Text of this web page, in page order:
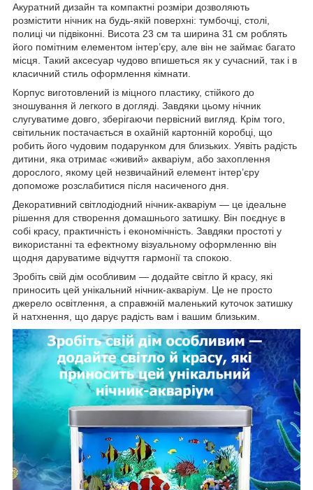
Акуратний дизайн та компактні розміри дозволяють
розмістити нічник на будь-якій поверхні: тумбочці, столі,
полиці чи підвіконні. Висота 23 см та ширина 31 см роблять
його помітним елементом інтер’єру, але він не займає багато
місця. Такий аксесуар чудово впишеться як у сучасний, так і в
класичний стиль оформлення кімнати.
Корпус виготовлений із міцного пластику, стійкого до
зношування й легкого в догляді. Завдяки цьому нічник
слугуватиме довго, зберігаючи первісний вигляд. Крім того,
світильник постачається в охайній картонній коробці, що
робить його чудовим подарунком для близьких. Уявіть радість
дитини, яка отримає «живий» акваріум, або захоплення
дорослого, якому цей незвичайний елемент інтер’єру
допоможе розслабитися після насиченого дня.
Декоративний світлодіодний нічник-акваріум — це ідеальне
рішення для створення домашнього затишку. Він поєднує в
собі красу, практичність і економічність. Завдяки простоті у
використанні та ефектному візуальному оформленню він
щодня даруватиме відчуття гармонії та спокою.
Зробіть свій дім особливим — додайте світло й красу, які
приносить цей унікальний нічник-акваріум. Це не просто
джерело освітлення, а справжній маленький куточок затишку
й натхнення, що дарує радість вам і вашим близьким.